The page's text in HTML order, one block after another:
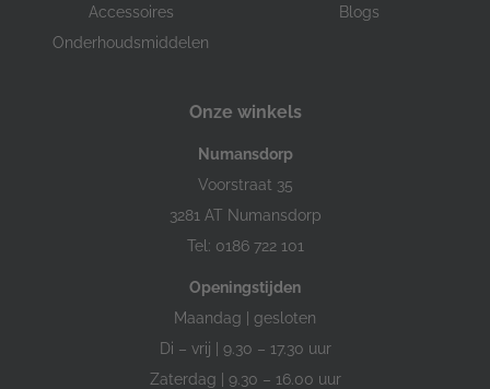
Accessoires
Onderhoudsmiddelen
Blogs
Onze winkels
Numansdorp
Voorstraat 35
3281 AT Numansdorp
Tel: 0186 722 101
Openingstijden
Maandag | gesloten
Di – vrij | 9.30 – 17.30 uur
Zaterdag | 9.30 – 16.00 uur